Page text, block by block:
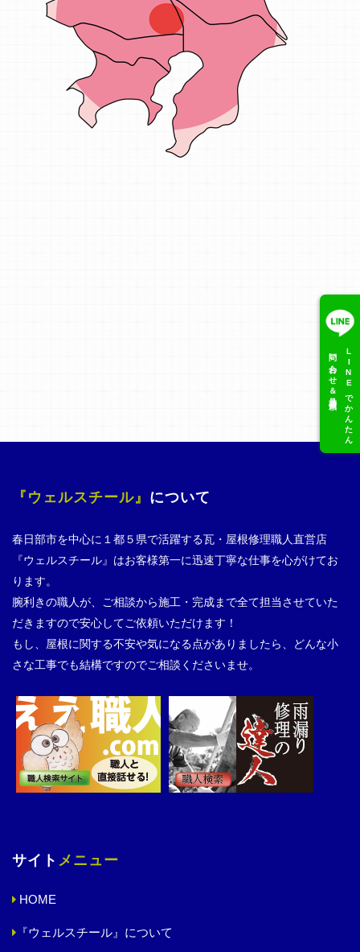
LINEでかんたん
問い合わせ＆見積依頼
『ウェルスチール』 について
春日部市を中心に１都５県で活躍する瓦・屋根修理職人直営店
『ウェルスチール』はお客様第一に迅速丁寧な仕事を心がけてお
ります。
腕利きの職人が、ご相談から施工・完成まで全て担当させていた
だきますので安心してご依頼いただけます！
もし、屋根に関する不安や気になる点がありましたら、どんな小
さな工事でも結構ですのでご相談くださいませ。
サイト メニュー
HOME
『ウェルスチール』について